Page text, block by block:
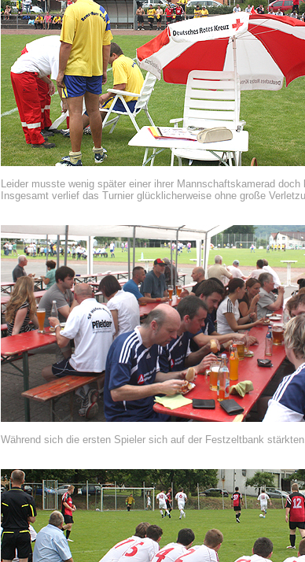
Leider musste wenig später einer ihrer Mannschaftskamerad
Insgesamt verlief das Turnier glücklicherweise ohne große
Während sich die ersten Spieler sich auf der Festzeltbank